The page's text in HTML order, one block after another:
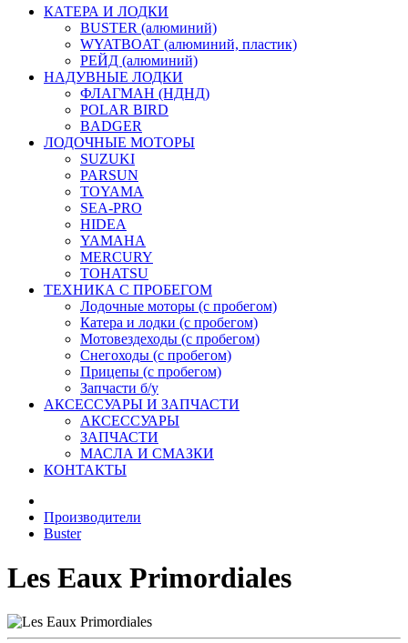
КАТЕРА И ЛОДКИ
BUSTER (алюминий)
WYATBOAT (алюминий, пластик)
РЕЙД (алюминий)
НАДУВНЫЕ ЛОДКИ
ФЛАГМАН (НДНД)
POLAR BIRD
BADGER
ЛОДОЧНЫЕ МОТОРЫ
SUZUKI
PARSUN
TOYAMA
SEA-PRO
HIDEA
YAMAHA
MERCURY
TOHATSU
ТЕХНИКА С ПРОБЕГОМ
Лодочные моторы (с пробегом)
Катера и лодки (с пробегом)
Мотовездеходы (с пробегом)
Снегоходы (с пробегом)
Прицепы (с пробегом)
Запчасти б/у
АКСЕССУАРЫ И ЗАПЧАСТИ
АКСЕССУАРЫ
ЗАПЧАСТИ
МАСЛА И СМАЗКИ
КОНТАКТЫ
Производители
Buster
Les Eaux Primordiales